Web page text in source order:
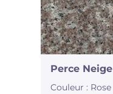
Perce Neige
Couleur : Rose